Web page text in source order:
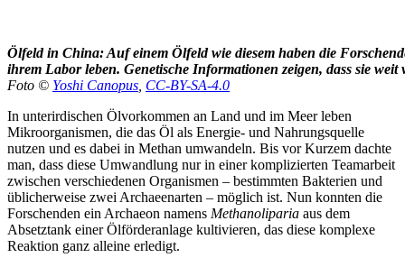
Ölfeld in China: Auf einem Ölfeld wie diesem haben die
ihrem Labor leben. Genetische Informationen zeigen, dass sie
Foto © Yoshi Canopus CC-BY-SA-4.0
In unterirdischen Ölvorkommen an Land und im Meer leben
Mikroorganismen, die das Öl als Energie- und Nahrungsquelle
nutzen und es dabei in Methan umwandeln. Bis vor Kurzem dachte
man, dass diese Umwandlung nur in einer komplizierten Teamarbeit
zwischen verschiedenen Organismen – bestimmten Bakterien und
üblicherweise zwei Archaeenarten – möglich ist. Nun konnten die
Forschenden ein Archaeon namens Methanoliparia aus dem
Absetztank einer Ölförderanlage kultivieren, das diese komplexe
Reaktion ganz alleine erledigt.